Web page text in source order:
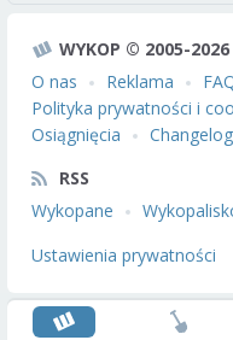
WYKOP © 2005-2026
O nas
Reklama
Polityka prywatności i
Osiągnięcia
Changelog
RSS
Wykopane
Ustawienia prywatności